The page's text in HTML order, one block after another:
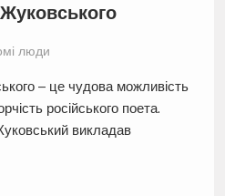
люди
– це чудова можливість
російського поета.
викладав